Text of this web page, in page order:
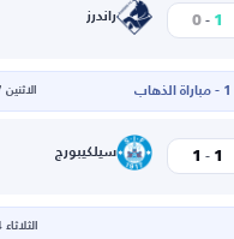
1
-
0 راندرز
الاثنين 27-07-2026
1
-
1 سيلكيبورج
الثلاثاء 14-07-2026